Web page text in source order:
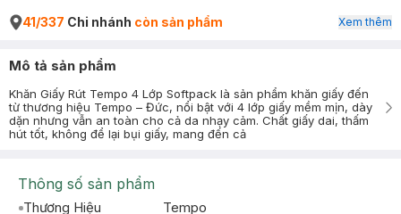
41/337 Chi nhánh còn sản phẩm Xem thêm
Mô tả sản phẩm
Khăn Giấy Rút Tempo 4 Lớp Softpack là sản phẩm khăn giấy đến
từ thương hiệu Tempo – Đức, nổi bật với 4 lớp giấy mềm mịn, dày
dặn nhưng vẫn an toàn cho cả da nhạy cảm. Chất giấy dai, thấm
hút tốt, không để lại bụi giấy, mang đến cả
Thông số sản phẩm
Thương Hiệu
Tempo